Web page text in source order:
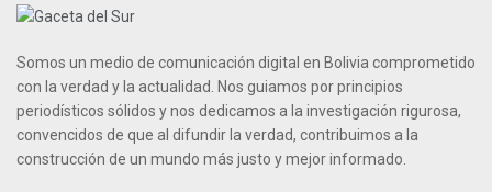
Somos un medio de comunicación digital en Bolivia comprometido
con la verdad y la actualidad. Nos guiamos por principios
periodísticos sólidos y nos dedicamos a la investigación rigurosa,
convencidos de que al difundir la verdad, contribuimos a la
construcción de un mundo más justo y mejor informado.